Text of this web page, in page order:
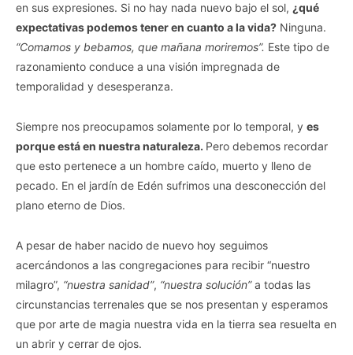
en sus expresiones. Si no hay nada nuevo bajo el sol, ¿qué
expectativas podemos tener en cuanto a la vida? Ninguna.
“Comamos y bebamos, que mañana moriremos”. Este tipo de
razonamiento conduce a una visión impregnada de
temporalidad y desesperanza.
Siempre nos preocupamos solamente por lo temporal, y es
porque está en nuestra naturaleza. Pero debemos recordar
que esto pertenece a un hombre caído, muerto y lleno de
pecado. En el jardín de Edén sufrimos una desconección del
plano eterno de Dios.
A pesar de haber nacido de nuevo hoy seguimos
acercándonos a las congregaciones para recibir “nuestro
milagro”, “nuestra sanidad”, “nuestra solución”a todas las
circunstancias terrenales que se nos presentan y esperamos
que por arte de magia nuestra vida en la tierra sea resuelta en
un abrir y cerrar de ojos.